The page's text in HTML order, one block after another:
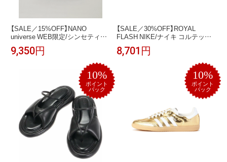
【SALE／15%OFF】NANO
universe WEB限定/シンセティッ
クレザートートバック ナノユニ
バース バッグ その他のバッグ ブ
ラック ブラウン ネイビー【送料無
9,350円
【SALE／30%OFF】ROYAL
FLASH NIKE/ナイキ コルテッツ
レザー ロイヤルフラッシュ シュ
ーズ・靴 スニーカー ブラック【送
8,701円
10%
ポイント
バック
10%
ポイント
バック